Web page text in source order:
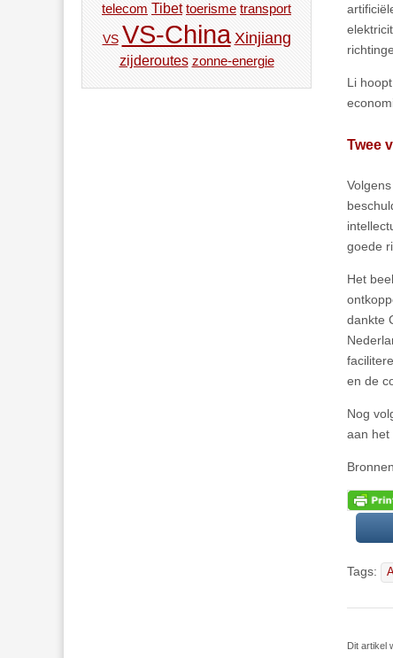
Li
Twee
goede
Het
dankte
en de
Nog
aan het
Tags:
Dit artikel
telecom Tibet toerisme transport
VS VS-China Xinjiang
zijderoutes zonne-energie